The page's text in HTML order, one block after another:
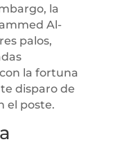
la
Al-
palos,
la fortuna
disparo de
el poste.